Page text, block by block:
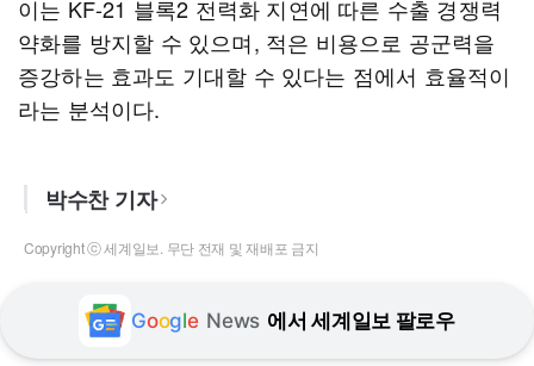
이는 KF-21 블록2 전력화 지연에 따른 수출 경쟁력
약화를 방지할 수 있으며, 적은 비용으로 공군력을
증강하는 효과도 기대할 수 있다는 점에서 효율적이
라는 분석이다.
박수찬 기자
Copyright ⓒ 세계일보. 무단 전재 및 재배포 금지
Google News 에서 세계일보 팔로우